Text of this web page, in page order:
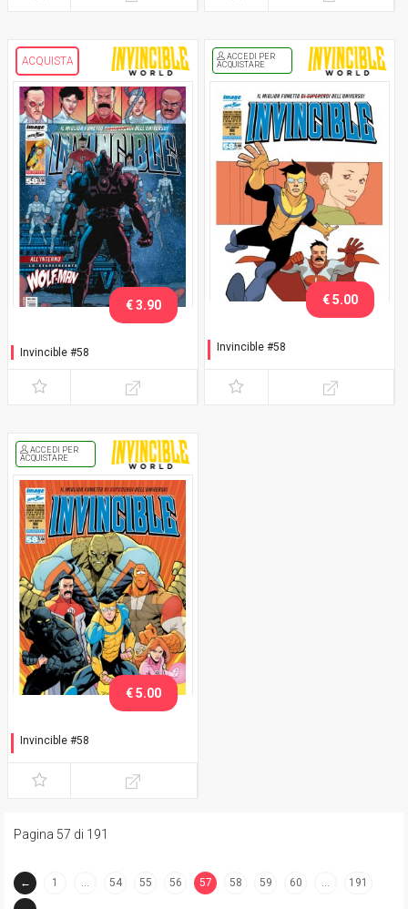
ACQUISTA
Invincible #58
€ 3.90
ACCEDI PER
ACQUISTARE
Invincible #58
Walker
€ 5.00
ACCEDI PER
ACQUISTARE
Invincible #58
Ottley
€ 5.00
Pagina 57 di 191
← 1 … 54 55 56
57
58 59 60 … 191